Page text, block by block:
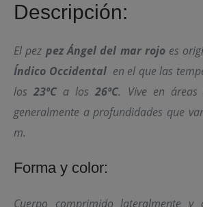
Descripción:
El pez pez Ángel del mar rojoes
Índico Occidental en el que las
los23ºC a los26ºC. Vive en áreas
generalmente a profundidades que
m.
Forma y color:
Cuerpo comprimido lateralmente y